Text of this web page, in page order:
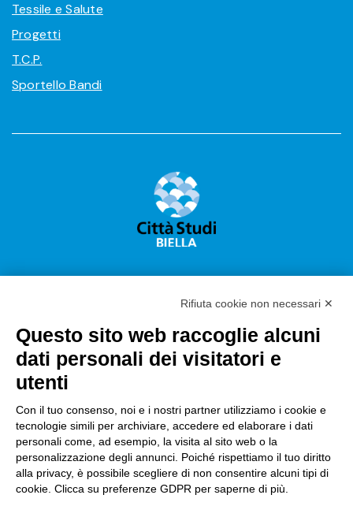
Tessile e Salute
Progetti
T.C.P.
Sportello Bandi
Città Studi S.p.A.
Sede Legale Corso G. Pella, 2 – 13900 Biella Italy –
18.235.000,00
Registro Imprese Biella C. F. e numero 01491490023 –
R.E.A. CCIAA BI n. 142579 – Partita IVA 01491490023
PEC:amm.cittastudi@pec.ptbiellese.it–
Rifiuta cookie non necessari ✕
Questo sito web raccoglie alcuni
dati personali dei visitatori e
utenti
Con il tuo consenso, noi e i nostri partner utilizziamo i cookie e
tecnologie simili per archiviare, accedere ed elaborare i dati
personali come, ad esempio, la visita al sito web o la
personalizzazione degli annunci. Poiché rispettiamo il tuo diritto
alla privacy, è possibile scegliere di non consentire alcuni tipi di
cookie. Clicca su preferenze GDPR per saperne di più.